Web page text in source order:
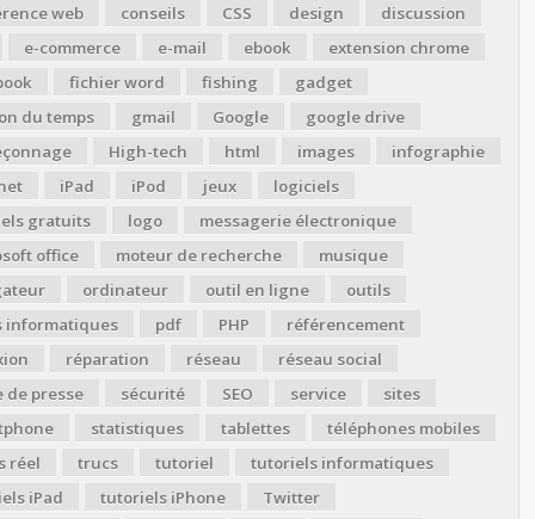
web
conseils CSS design
discussion
e-commerce
e-mail ebook
extension chrome
fichier word fishing
gadget
du temps
gmail Google
google drive
High-tech html images
infographie
iPad iPod jeux
logiciels
gratuits
logo
messagerie électronique
office
moteur de recherche
musique
ordinateur outil en ligne
outils
informatiques
pdf PHP
référencement
réparation réseau
réseau social
de presse
sécurité SEO service
sites
statistiques tablettes
téléphones mobiles
réel
trucs tutoriel
tutoriels informatiques
iPad
tutoriels iPhone
Twitter